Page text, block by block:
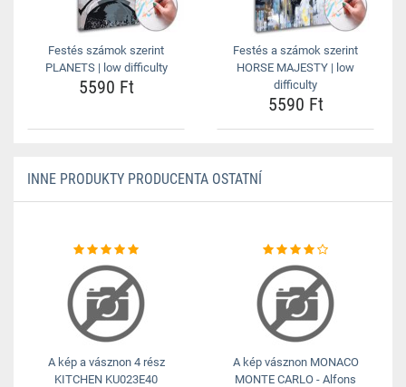
Festés számok szerint
PLANETS | low difficulty
5590 Ft
Festés a számok szerint
HORSE MAJESTY | low
difficulty
5590 Ft
INNE PRODUKTY PRODUCENTA OSTATNÍ
A kép a vásznon 4 rész
KITCHEN KU023E40
A kép vásznon MONACO
MONTE CARLO - Alfons